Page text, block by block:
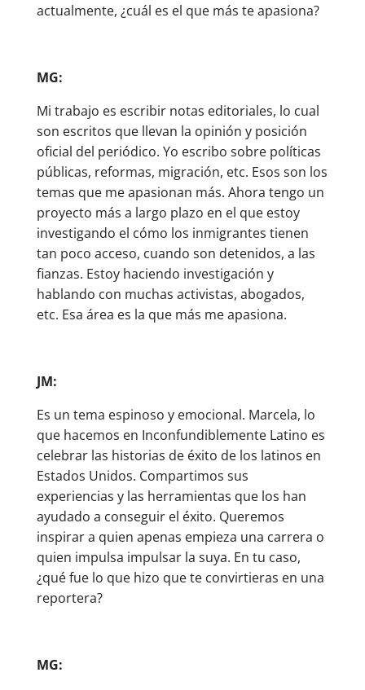
actualmente, ¿cuál es el que más te apasiona?
MG:
Mi trabajo es escribir notas editoriales, lo cual
son escritos que llevan la opinión y posición
oficial del periódico. Yo escribo sobre políticas
públicas, reformas, migración, etc. Esos son los
temas que me apasionan más. Ahora tengo un
proyecto más a largo plazo en el que estoy
investigando el cómo los inmigrantes tienen
tan poco acceso, cuando son detenidos, a las
fianzas. Estoy haciendo investigación y
hablando con muchas activistas, abogados,
etc. Esa área es la que más me apasiona.
JM:
Es un tema espinoso y emocional. Marcela, lo
que hacemos en Inconfundiblemente Latino es
celebrar las historias de éxito de los latinos en
Estados Unidos. Compartimos sus
experiencias y las herramientas que los han
ayudado a conseguir el éxito. Queremos
inspirar a quien apenas empieza una carrera o
quien impulsa impulsar la suya. En tu caso,
¿qué fue lo que hizo que te convirtieras en una
reportera?
MG: